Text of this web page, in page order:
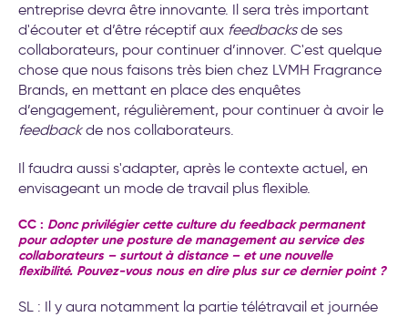
entreprise devra être innovante. Il sera très important
d'écouter et d’être réceptif aux feedbacksde ses
collaborateurs, pour continuer d’innover. C'est quelque
chose que nous faisons très bien chez LVMH Fragrance
Brands, en mettant en place des enquêtes
d’engagement, régulièrement, pour continuer à avoir le
feedbackde nos collaborateurs.
Il faudra aussi s'adapter, après le contexte actuel, en
envisageant un mode de travail plus flexible.
CC : Donc privilégier cette culture du feedback permanent
pour adopter une posture de management au service des
collaborateurs – surtout à distance – et une nouvelle
flexibilité. Pouvez-vous nous en dire plus sur ce dernier point ?
SL : Il y aura notamment la partie télétravail et journée